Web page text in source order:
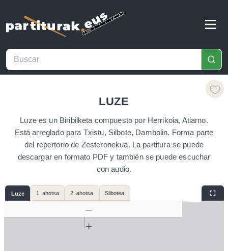
LUZE
Luze es un Biribilketa compuesto por Herrikoia, Atiarno.
Está arreglado para Txistu, Silbote, Dambolin. Forma parte
del repertorio de Zesteronekua. La partitura se puede
descargar en formato PDF y también se puede escuchar
con audio.
Luze 1. ahotsa 2. ahotsa Silbotea